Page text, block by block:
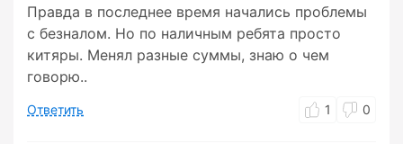
Правда в последнее время начались проблемы
с безналом. Но по наличным ребята просто
китяры. Менял разные суммы, знаю о чем
говорю..
Ответить 1 0